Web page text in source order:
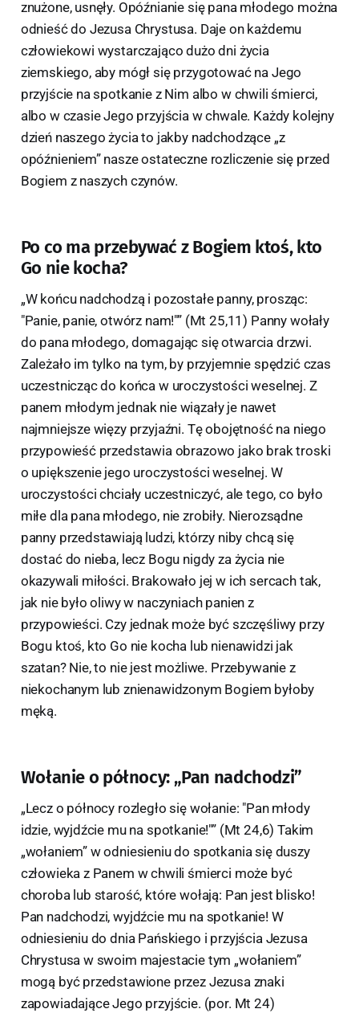
znużone, usnęły. Opóźnianie się pana młodego można
odnieść do Jezusa Chrystusa. Daje on każdemu
człowiekowi wystarczająco dużo dni życia
ziemskiego, aby mógł się przygotować na Jego
przyjście na spotkanie z Nim albo w chwili śmierci,
albo w czasie Jego przyjścia w chwale. Każdy kolejny
dzień naszego życia to jakby nadchodzące „z
opóźnieniem” nasze ostateczne rozliczenie się przed
Bogiem z naszych czynów.
Po co ma przebywać z Bogiem ktoś, kto
Go nie kocha?
„W końcu nadchodzą i pozostałe panny, prosząc:
"Panie, panie, otwórz nam!"” (Mt 25,11) Panny wołały
do pana młodego, domagając się otwarcia drzwi.
Zależało im tylko na tym, by przyjemnie spędzić czas
uczestnicząc do końca w uroczystości weselnej. Z
panem młodym jednak nie wiązały je nawet
najmniejsze więzy przyjaźni. Tę obojętność na niego
przypowieść przedstawia obrazowo jako brak troski
o upiększenie jego uroczystości weselnej. W
uroczystości chciały uczestniczyć, ale tego, co było
miłe dla pana młodego, nie zrobiły. Nierozsądne
panny przedstawiają ludzi, którzy niby chcą się
dostać do nieba, lecz Bogu nigdy za życia nie
okazywali miłości. Brakowało jej w ich sercach tak,
jak nie było oliwy w naczyniach panien z
przypowieści. Czy jednak może być szczęśliwy przy
Bogu ktoś, kto Go nie kocha lub nienawidzi jak
szatan? Nie, to nie jest możliwe. Przebywanie z
niekochanym lub znienawidzonym Bogiem byłoby
męką.
Wołanie o północy: „Pan nadchodzi”
„Lecz o północy rozległo się wołanie: "Pan młody
idzie, wyjdźcie mu na spotkanie!"” (Mt 24,6) Takim
„wołaniem” w odniesieniu do spotkania się duszy
człowieka z Panem w chwili śmierci może być
choroba lub starość, które wołają: Pan jest blisko!
Pan nadchodzi, wyjdźcie mu na spotkanie! W
odniesieniu do dnia Pańskiego i przyjścia Jezusa
Chrystusa w swoim majestacie tym „wołaniem”
mogą być przedstawione przez Jezusa znaki
zapowiadające Jego przyjście. (por. Mt 24)